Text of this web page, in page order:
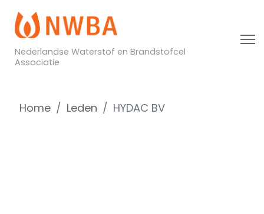
Nederlandse Waterstof en Brandstofcel
Associatie
Home Leden HYDAC BV